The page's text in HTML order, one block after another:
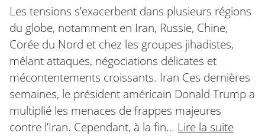
Les tensions s’exacerbent dans plusieurs régions
du globe, notamment en Iran, Russie, Chine,
Corée du Nord et chez les groupes jihadistes,
mêlant attaques, négociations délicates et
mécontentements croissants. Iran Ces dernières
semaines, le président américain Donald Trump a
multiplié les menaces de frappes majeures
contre l’Iran. Cependant, à la fin… Lire la suite